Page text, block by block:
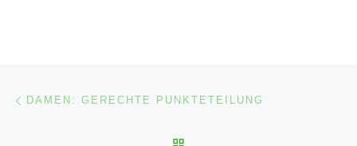
Beitragsnavigation
DAMEN: GERECHTE PUNKTETEILUNG